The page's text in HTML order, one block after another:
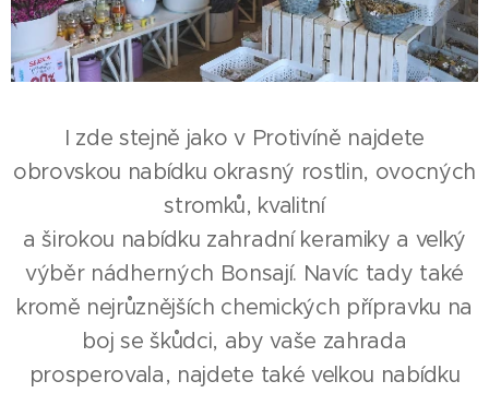
I zde stejně jako v Protivíně najdete
obrovskou nabídku okrasný rostlin, ovocných
stromků, kvalitní
a širokou nabídku zahradní keramiky a velký
výběr nádherných Bonsají. Navíc tady také
kromě nejrůznějších chemických přípravku na
boj se škůdci, aby vaše zahrada
prosperovala, najdete také velkou nabídku